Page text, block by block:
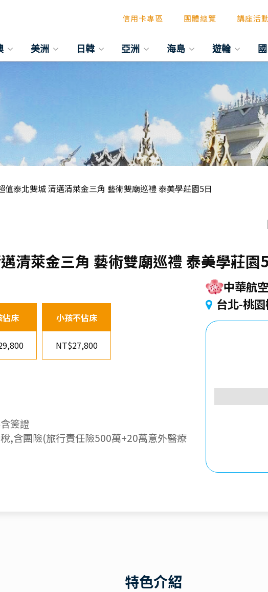
信用卡專區 團體總覽 講座活
美洲 日韓 亞洲 海島 遊輪
值泰北雙城 清邁清萊金三角 藝術雙廟巡禮 泰美學莊園5日
清萊金三角 藝術雙廟巡禮 泰美學莊園
佔床 小孩不佔床
NT$27,800
簽證
,含團險(旅行責任險500萬+20萬意外醫療
中華航
台北-桃
特色介紹